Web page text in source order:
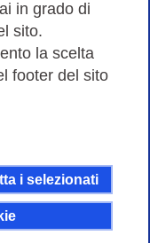
in grado di
sito.
la scelta
footer del sito
i selezionati